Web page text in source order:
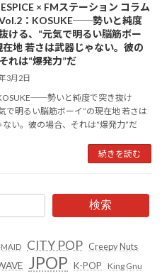
ESPICE × FMステーション コラム
：KOSUKE──勢いと純度
ける、“元気で明るい脳筋ボー
在地 若さは武器じゃない。彼の
れは“爆発力”だ
3月2日
勢いと純度で突き抜け
で明るい脳筋ボーイ”の現在地 若さは
ない。彼の場合、それは“爆発力”だ
続きを読む
検索
CITY POP Creepy Nuts
JPOP K-POP
King Gnu